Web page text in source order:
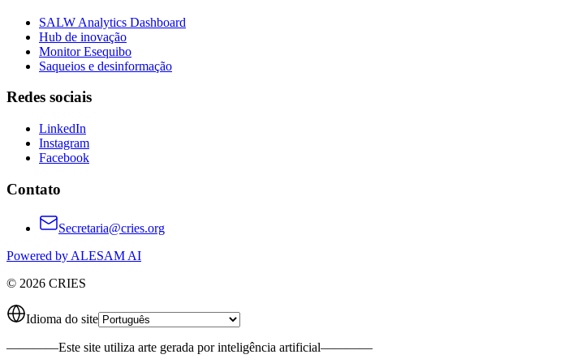
SALW Analytics Dashboard
Hub de inovação
Monitor Esequibo
Saqueios e desinformação
Redes sociais
LinkedIn
Instagram
Facebook
Contato
Secretaria@cries.org
Powered by ALESAM AI
© 2026 CRIES
Idioma do site
————Este site utiliza arte gerada por inteligência artificial————